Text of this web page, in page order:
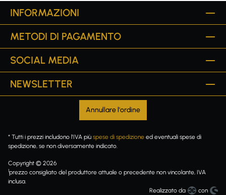
INFORMAZIONI
METODI DI PAGAMENTO
SOCIAL MEDIA
NEWSLETTER
Annullare l'ordine
* Tutti i prezzi includono l'IVA più spese di spedizione ed eventuali spese di
spedizione, se non diversamente indicato.
Copyright © 2026
1prezzo consigliato del produttore attuale o precedente non vincolante, IVA
inclusa.
Realizzato da
con